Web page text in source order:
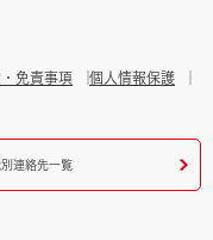
免責事項
個人情報保護
連絡先一覧